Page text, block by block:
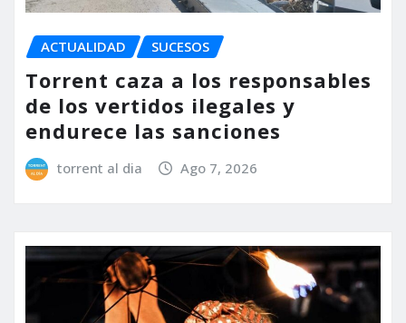
ACTUALIDAD SUCESOS
Torrent caza a los responsables
de los vertidos ilegales y
endurece las sanciones
torrent al dia Ago 7, 2026